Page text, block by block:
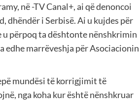
në -TV Canal+, ai që denoncoi
dhëndër i Serbisë. Ai u kujdes për
përpoq ta dështonte nënshkrimin
edhe marrëveshja për Asociacionin
mundësi të korrigjimit të
nga koha kur është nënshkruar